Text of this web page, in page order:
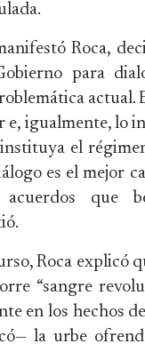
Roca,
para
actual.
e, igualmente, lo
el
es el mejor
que
Roca explicó
“sangre
en los hechos
la urbe